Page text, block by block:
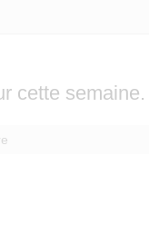
cette semaine.